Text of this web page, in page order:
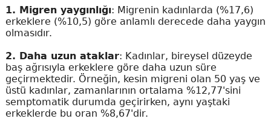
1. Migren yaygınlığı: Migrenin kadınlarda (%17,6)
erkeklere (%10,5) göre anlamlı derecede daha yaygın
olmasıdır.
2. Daha uzun ataklar: Kadınlar, bireysel düzeyde
baş ağrısıyla erkeklere göre daha uzun süre
geçirmektedir. Örneğin, kesin migreni olan 50 yaş ve
üstü kadınlar, zamanlarının ortalama %12,77'sini
semptomatik durumda geçirirken, aynı yaştaki
erkeklerde bu oran %8,67'dir.